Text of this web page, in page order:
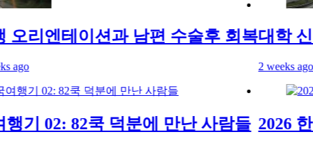
리엔테이션과 남편 수술후 회복
기 02: 82쿡 덕분에 만난 사람들
대학 신
2 weeks ago2
2026 한